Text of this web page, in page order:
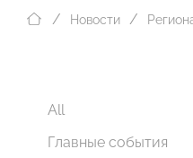
Новости
All
Главные события